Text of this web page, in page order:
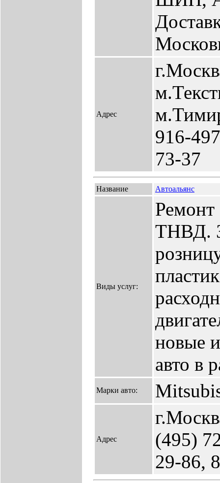
Адрес
916-
73-37
Название Автоальянс
Виды услуг:
ТНВД.
новые
авто в
Марки авто:
Адрес
(495)
29-86,